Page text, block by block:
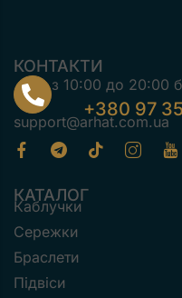
КОНТАКТИ
з 10:00 до 20:00
+380 97
support@arhat.com.ua
КАТАЛОГ
Каблучки
Сережки
Браслети
Підвіси